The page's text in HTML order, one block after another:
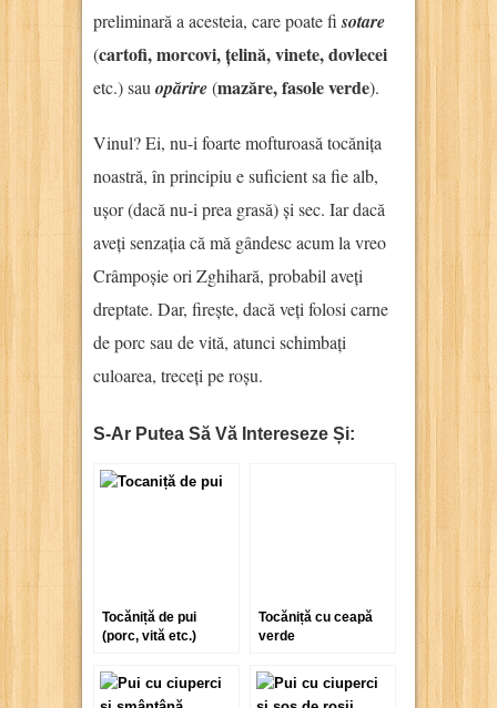
preliminară a acesteia, care poate fisotare
(cartofi, morcovi, țelină, vinete, dovlecei
etc.) sau opărire(mazăre, fasole verde).
Vinul? Ei, nu-i foarte mofturoasă tocănița
noastră, în principiu e suficient sa fie alb,
ușor (dacă nu-i prea grasă) și sec. Iar dacă
aveți senzația că mă gândesc acum la vreo
Crâmpoșie ori Zghihară, probabil aveți
dreptate. Dar, firește, dacă veți folosi carne
de porc sau de vită, atunci schimbați
culoarea, treceți pe roșu.
S-Ar Putea Să Vă Intereseze Și:
Tocăniță de pui
(porc, vită etc.)
Tocăniță cu ceapă
verde